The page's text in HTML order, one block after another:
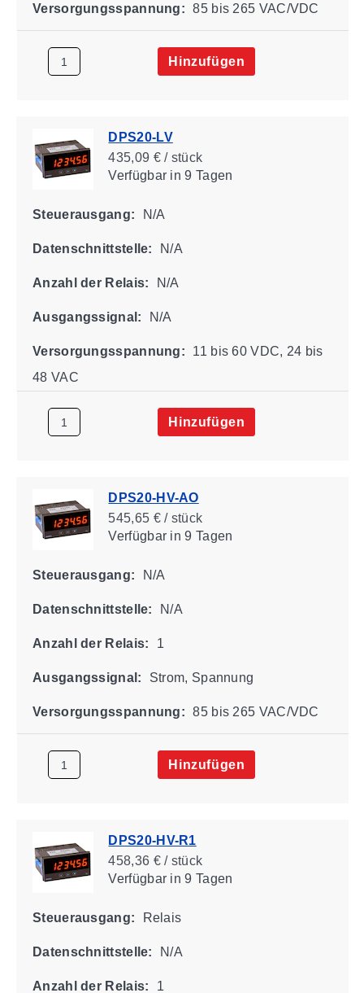
Versorgungsspannung: 85 bis 265 VAC/VDC
Hinzufügen
DPS20-LV
435,09 € / stück
Verfügbarin 9 Tagen
Steuerausgang: N/A
Datenschnittstelle: N/A
Anzahl der Relais: N/A
Ausgangssignal: N/A
Versorgungsspannung:
11 bis 60 VDC, 24 bis
48 VAC
Hinzufügen
DPS20-HV-AO
545,65 € / stück
Verfügbarin 9 Tagen
Steuerausgang: N/A
Datenschnittstelle: N/A
Anzahl der Relais: 1
Ausgangssignal: Strom, Spannung
Versorgungsspannung: 85 bis 265 VAC/VDC
Hinzufügen
DPS20-HV-R1
458,36 € / stück
Verfügbarin 9 Tagen
Steuerausgang: Relais
Datenschnittstelle: N/A
Anzahl der Relais: 1